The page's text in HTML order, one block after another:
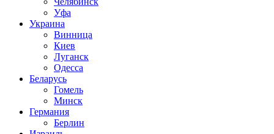
Уфа
Украина
Винница
Киев
Луганск
Одесса
Беларусь
Гомель
Минск
Германия
Берлин